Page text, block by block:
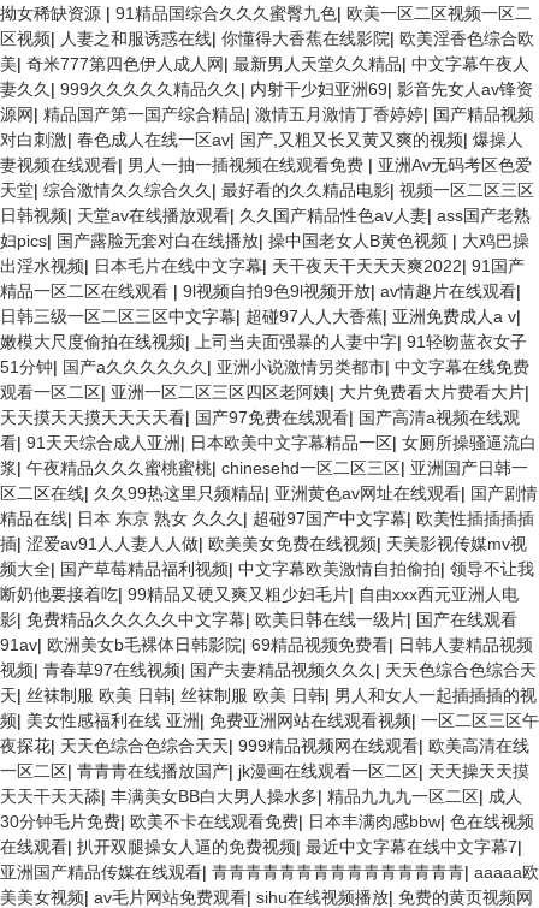
拗女稀缺资源 | 91精品国综合久久久蜜臀九色| 欧美一区二区视频一区二
区视频| 人妻之和服诱惑在线| 你懂得大香蕉在线影院| 欧美淫香色综合欧
美| 奇米777第四色伊人成人网| 最新男人天堂久久精品| 中文字幕午夜人
妻久久 | 999久久久久久精品久久 | 内射干少妇亚洲69| 影音先女人av锋资
源网| 精品国产第一国产综合精品| 激情五月激情丁香婷婷| 国产精品视频
对白刺激| 春色成人在线一区av| 国产,又粗又长又黄又爽的视频| 爆操人
妻视频在线观看| 男人一抽一插视频在线观看免费 | 亚洲Av无码考区色爱
天堂| 综合激情久久综合久久 | 最好看的久久精品电影| 视频一区二区三区
日韩视频| 天堂av在线播放观看| 久久国产精品性色aⅴ人妻| ass国产老熟
妇pics| 国产露脸无套对白在线播放| 操中国老女人B黄色视频 | 大鸡巴操
出淫水视频| 日本毛片在线中文字幕| 天干夜天干天天天爽2022| 91国产
精品一区二区在线观看 | 9l视频自拍9色9l视频开放| av情趣片在线观看|
日韩三级一区二区三区中文字幕| 超碰97人人大香蕉| 亚洲免费成人a v|
嫩模大尺度偷拍在线视频| 上司当夫面强暴的人妻中字| 91轻吻蓝衣女子
51分钟| 国产a久久久久久久 | 亚洲小说激情另类都市| 中文字幕在线免费
观看一区二区| 亚洲一区二区三区四区老阿姨| 大片免费看大片费看大片|
天天摸天天摸天天天天看| 国产97免费在线观看| 国产高清a视频在线观
看| 91天天综合成人亚洲| 日本欧美中文字幕精品一区| 女厕所操骚逼流白
浆| 午夜精品久久久蜜桃蜜桃| chinesehd一区二区三区| 亚洲国产日韩一
区二区在线| 久久99热这里只频精品| 亚洲黄色av网址在线观看| 国产剧情
精品在线| 日本 东京 熟女 久久久 | 超碰97国产中文字幕| 欧美性插插插插
插| 涩爱av91人人妻人人做| 欧美美女免费在线视频| 天美影视传媒mv视
频大全| 国产草莓精品福利视频| 中文字幕欧美激情自拍偷拍| 领导不让我
断奶他要接着吃| 99精品又硬又爽又粗少妇毛片| 自由xxx西元亚洲人电
影| 免费精品久久久久久中文字幕| 欧美日韩在线一级片| 国产在线观看
91av| 欧洲美女b毛裸体日韩影院| 69精品视频免费看| 日韩人妻精品视频
视频| 青春草97在线视频| 国产夫妻精品视频久久久 | 天天色综合色综合天
天| 丝袜制服 欧美 日韩| 丝袜制服 欧美 日韩| 男人和女人一起插插插的视
频| 美女性感福利在线 亚洲| 免费亚洲网站在线观看视频| 一区二区三区午
夜探花| 天天色综合色综合天天| 999精品视频网在线观看| 欧美高清在线
一区二区| 青青青在线播放国产| jk漫画在线观看一区二区| 天天操天天摸
天天干天天舔| 丰满美女BB白大男人操水多| 精品九九九一区二区| 成人
30分钟毛片免费| 欧美不卡在线观看免费| 日本丰满肉感bbw| 色在线视频
在线观看| 扒开双腿操女人逼的免费视频| 最近中文字幕在线中文字幕7|
亚洲国产精品传媒在线观看| 青青青青青青青青青青青青青青青| aaaaa欧
美美女视频| av毛片网站免费观看| sihu在线视频播放| 免费的黄页视频网